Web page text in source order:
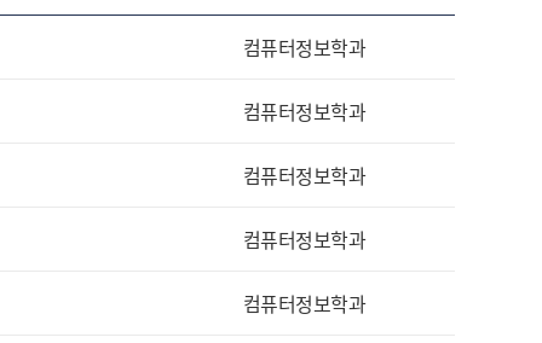
컴퓨터정보학과
컴퓨터정보학과
컴퓨터정보학과
컴퓨터정보학과
컴퓨터정보학과